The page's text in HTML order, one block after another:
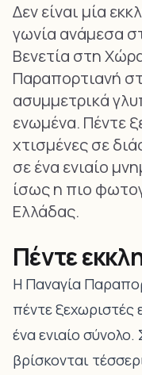
Δεν είναι μία
γωνία ανάμεσα
Βενετία στη
Παραπορτιανή
ασυμμετρικά
ενωμένα. Πέντε
χτισμένες σε
σε ένα ενιαίο
ίσως η πιο
Ελλάδας.
Πέντε
Η Παναγία
πέντε ξεχωριστές
ένα ενιαίο
βρίσκονται